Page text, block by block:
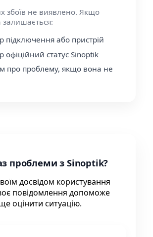
збоїв не виявлено. Якщо
підключення або пристрій
офіційний статус Sinoptik
про проблему, якщо вона не
проблеми з Sinoptik?
досвідом користування
повідомлення допоможе
оцінити ситуацію.